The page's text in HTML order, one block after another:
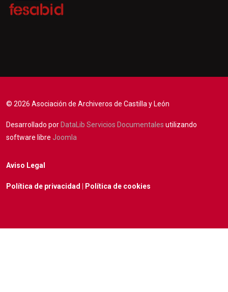
© 2026 Asociación de Archiveros de Castilla y León
Desarrollado por DataLib Servicios Documentales utilizando
software libre Joomla
Aviso Legal
Política de privacidad Política de cookies